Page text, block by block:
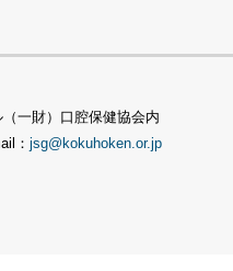
一財）口腔保健協会内
： jsg@kokuhoken.or.jp